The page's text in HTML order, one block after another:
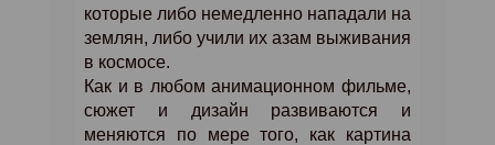
которые либо немедленно нападали на
землян, либо учили их азам выживания
в космосе.
Как и в любом анимационном фильме,
сюжет и дизайн развиваются и
меняются по мере того, как картина